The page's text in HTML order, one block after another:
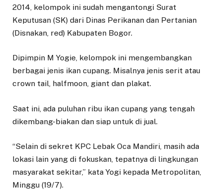
2014, kelompok ini sudah mengantongi Surat
Keputusan (SK) dari Dinas Perikanan dan Pertanian
(Disnakan, red) Kabupaten Bogor.
Dipimpin M Yogie, kelompok ini mengembangkan
berbagai jenis ikan cupang. Misalnya jenis serit atau
crown tail, halfmoon, giant dan plakat.
Saat ini, ada puluhan ribu ikan cupang yang tengah
dikembang-biakan dan siap untuk di jual.
“Selain di sekret KPC Lebak Oca Mandiri, masih ada
lokasi lain yang di fokuskan, tepatnya di lingkungan
masyarakat sekitar,” kata Yogi kepada Metropolitan,
Minggu (19/7).